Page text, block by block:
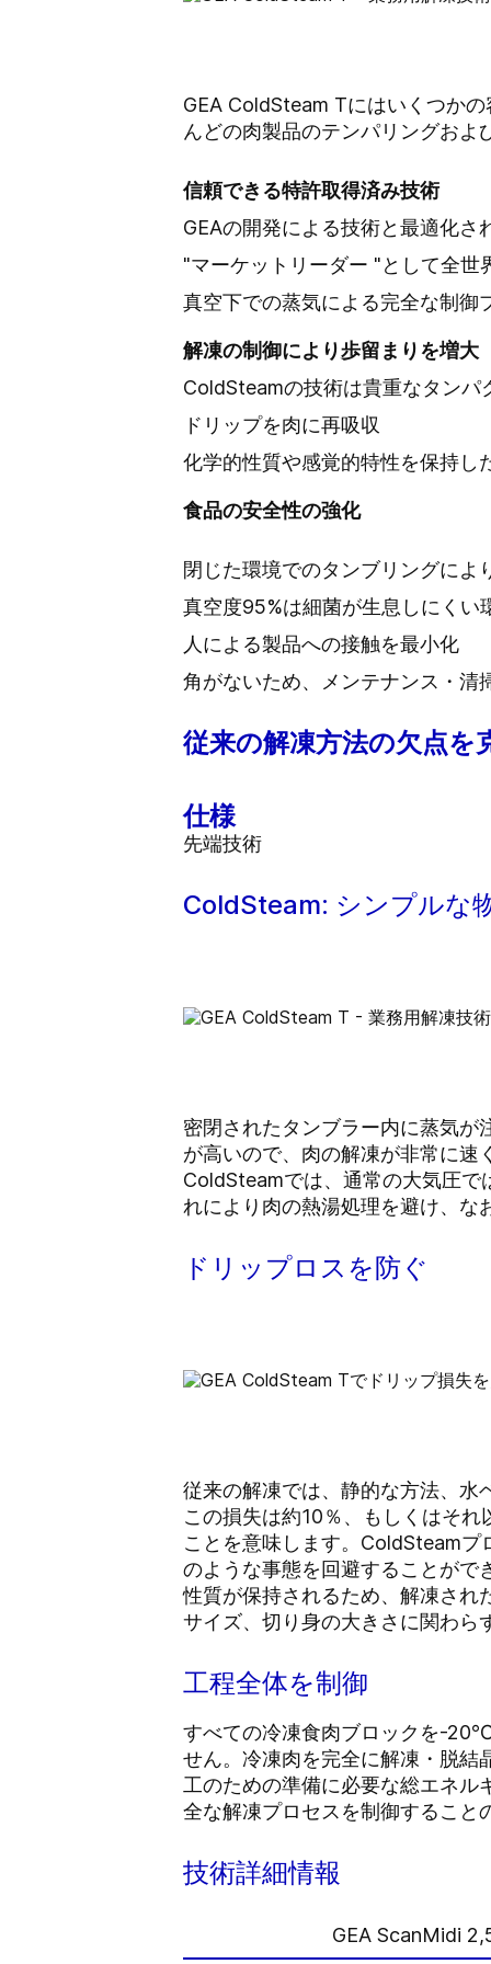
GEA ColdSteam Tにはいくつか
んどの肉製品のテンパリングおよ
信頼できる特許取得済み技術
GEAの開発による技術と最適化さ
"マーケットリーダー "として全世
真空下での蒸気による完全な制御
解凍の制御により歩留まりを増大
ColdSteamの技術は貴重なタンパ
ドリップを肉に再吸収
化学的性質や感覚的特性を保持し
食品の安全性の強化
閉じた環境でのタンブリングによ
真空度95%は細菌が生息しにくい
人による製品への接触を最小化
角がないため、メンテナンス・清
従来の解凍方法の欠点を
仕様
先端技術
ColdSteam: シンプルな
密閉されたタンブラー内に蒸気が
が高いので、肉の解凍が非常に速
ColdSteamでは、通常の大気圧
れにより肉の熱湯処理を避け、な
ドリップロスを防ぐ
従来の解凍では、静的な方法、水
この損失は約10％、もしくはそ
ことを意味します。ColdSteam
のような事態を回避することがで
性質が保持されるため、解凍され
サイズ、切り身の大きさに関わら
工程全体を制御
すべての冷凍食肉ブロックを-
せん。冷凍肉を完全に解凍・脱結
工のための準備に必要な総エネ
全な解凍プロセスを制御すること
技術詳細情報
GEA ScanMidi